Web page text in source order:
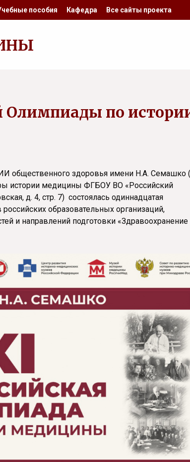
пособия Кафедра Все сайты проекта
Олимпиады по
общественного здоровья имени Н.А. Семашко
истории медицины ФГБОУ ВО «Российский
д. 4, стр. 7) состоялась одиннадцатая
образовательных организаций,
и направлений подготовки «Здравоохранение